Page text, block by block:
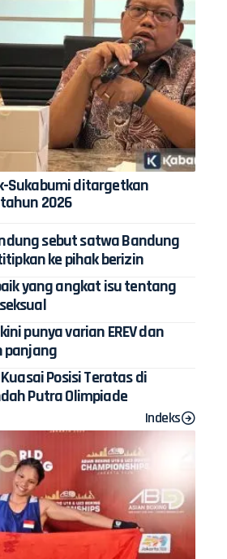
Sukabumi ditargetkan
2026
sebut satwa Bandung
ke pihak berizin
yang angkat isu tentang
punya varian EREV dan
panjang
Posisi Teratas di
Putra Olimpiade
Indeks